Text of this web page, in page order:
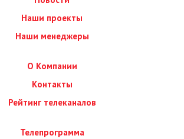
Наши проекты
Наши менеджеры
О Компании
Контакты
Рейтинг телеканалов
Телепрограмма